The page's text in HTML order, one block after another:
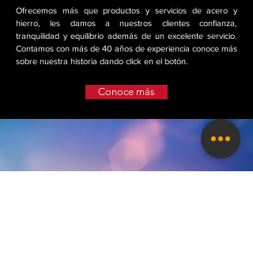
Ofrecemos más que productos y servicios de acero y
hierro, les damos a nuestros clientes confianza,
tranquilidad y equilibrio además de un excelente servicio.
Contamos con más de 40 años de experiencia conoce más
sobre nuestra historia dando click en el botón.
Conoce más